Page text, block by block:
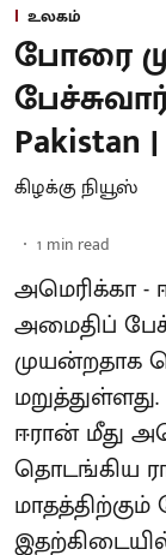
உலகம்
போரை
Pakistan
கிழக்கு நியூஸ்
1 min read
அமெரிக்கா
அமைதிப்
முயன்றதாக
மறுத்துள்ளது.
ஈரான் மீது
தொடங்கிய